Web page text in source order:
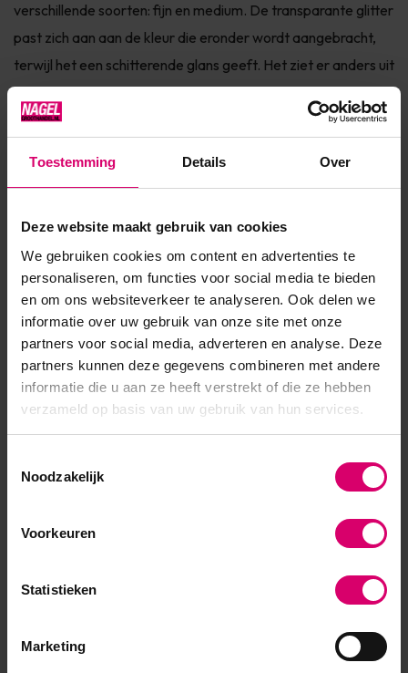
Toestemming Details Over
Deze website maakt gebruik van cookies
We gebruiken cookies om content en advertenties te
personaliseren, om functies voor social media te bieden
en om ons websiteverkeer te analyseren. Ook delen we
informatie over uw gebruik van onze site met onze
partners voor social media, adverteren en analyse. Deze
partners kunnen deze gegevens combineren met andere
informatie die u aan ze heeft verstrekt of die ze hebben
verzameld op basis van uw gebruik van hun services.
Noodzakelijk
Voorkeuren
Statistieken
Marketing
verschillende soorten: fijn en medium. De transparante glitter
past zich aan aan de kleur die eronder wordt aangebracht,
terwijl het een schitterende glans geeft. Het ziet er anders uit
op Colors en Milky materialen. Het meest in het oog
springende resultaat bereik je met suikereffect techniek....
Toon meer
Artikelnummer 54700
SKU 612385